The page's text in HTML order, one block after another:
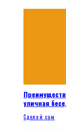
уличная
Сделай сам